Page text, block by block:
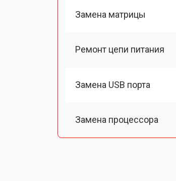
Замена матрицы
Ремонт цепи питания
Замена USB порта
Замена процессора